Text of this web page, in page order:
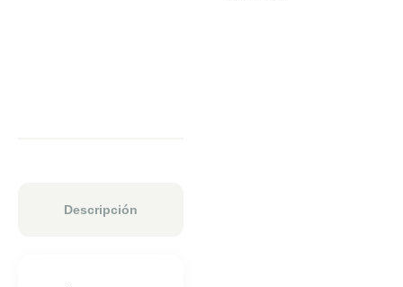
Descripción